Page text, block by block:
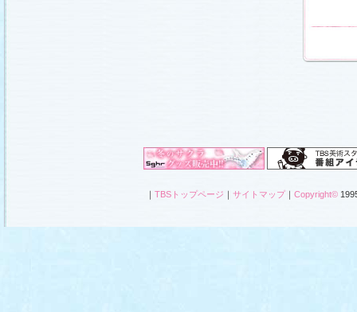
｜ TBSトップページ ｜ サイトマップ｜ Copyright©